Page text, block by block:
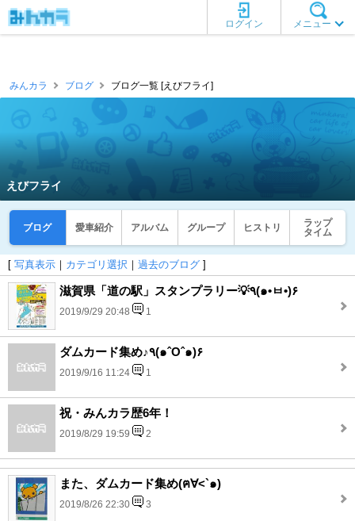
メニュー
ログイン
みんカラ ブログ ブログ一覧 [えびフライ]
えびフライ
ブログ 愛車紹介 アルバム グループ ヒストリ
ラップ
タイム
[ 写真表示 ｜ カテゴリ選択 ｜ 過去のブログ ]
滋賀県「道の駅」スタンプラリー💡٩(๑•ㅂ•)۶
2019/9/29 20:48 1
ダムカード集め♪٩(๑ˆOˆ๑)۶
2019/9/16 11:24 1
祝・みんカラ歴6年！
2019/8/29 19:59 2
また、ダムカード集め(ฅ∀<`๑)
2019/8/26 22:30 3